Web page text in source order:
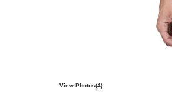
View Photos(4)